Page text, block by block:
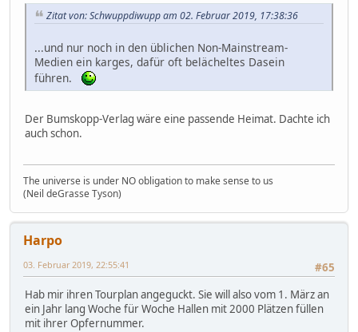
Zitat von: Schwuppdiwupp am 02. Februar 2019, 17:38:36
...und nur noch in den üblichen Non-Mainstream-
Medien ein karges, dafür oft belächeltes Dasein
führen.
Der Bumskopp-Verlag wäre eine passende Heimat. Dachte ich
auch schon.
The universe is under NO obligation to make sense to us
(Neil deGrasse Tyson)
Harpo
#65
03. Februar 2019, 22:55:41
Hab mir ihren Tourplan angeguckt. Sie will also vom 1. März an
ein Jahr lang Woche für Woche Hallen mit 2000 Plätzen füllen
mit ihrer Opfernummer.